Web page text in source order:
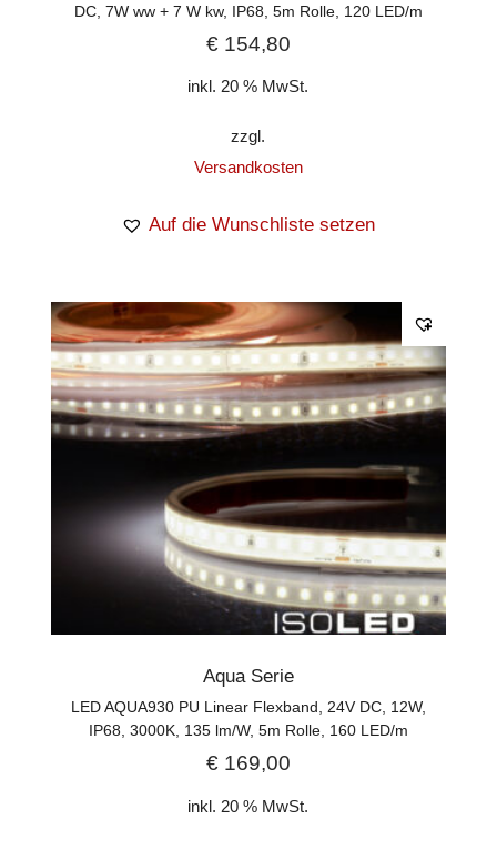
DC, 7W ww + 7 W kw, IP68, 5m Rolle, 120 LED/m
€154,80
inkl. 20 % MwSt.
zzgl.
Versandkosten
Auf die Wunschliste setzen
Aqua Serie
LED AQUA930 PU Linear Flexband, 24V DC, 12W,
IP68, 3000K, 135 lm/W, 5m Rolle, 160 LED/m
€169,00
inkl. 20 % MwSt.